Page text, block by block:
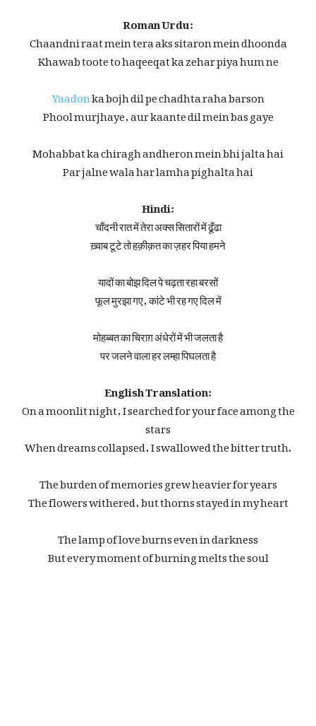
Roman Urdu:
Chaandni raat mein tera aks sitaron mein dhoonda
Khawab toote to haqeeqat ka zehar piya hum ne
Yaadonka bojh dil pe chadhta raha barson
Phool murjhaye, aur kaante dil mein bas gaye
Mohabbat ka chiragh andheron mein bhi jalta hai
Par jalne wala har lamha pighalta hai
Hindi:
चाँदनी रात में तेरा अक्स सितारों में ढूँढा
ख़्वाब टूटे तो हक़ीक़त का ज़हर पिया हमने
यादों का बोझ दिल पे चढ़ता रहा बरसों
फूल मुरझा गए, कांटे भी रह गए दिल में
मोहब्बत का चिराग़ अंधेरों में भी जलता है
पर जलने वाला हर लम्हा पिघलता है
English Translation:
On a moonlit night, I searched for your face among the
stars
When dreams collapsed, I swallowed the bitter truth.
The burden of memories grew heavier for years
The flowers withered, but thorns stayed in my heart
The lamp of love burns even in darkness
But every moment of burning melts the soul